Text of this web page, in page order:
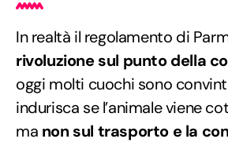
In realtà il regolamento di
rivoluzione sul punto della
oggi molti cuochi sono
indurisca se l’animale viene
ma non sul trasporto e la